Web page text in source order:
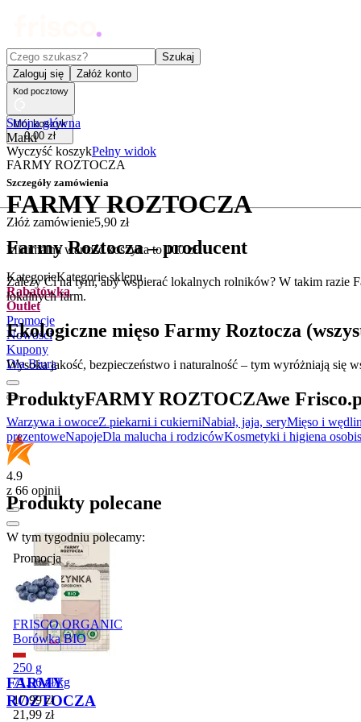
Czego szukasz?
Szukaj
Zaloguj się
Załóż konto
Kod pocztowy
Mój koszyk
0,00 zł
Wyczyść koszykPełny widok
Szczegóły zamówienia
Złóż zamówienie5,90 zł
Minimalna wartość koszyka to100 zł
KategorieKategorie sklepu
Rabatówka
Outlet
Promocje
Nowości
Kupony
Dla Biura
Warzywa i owoceZ piekarni i cukierniNabiał, jaja, seryMięso i
prezentoweNapojeDla malucha i rodzicówKosmetyki i higiena
Produkty polecane
W tym tygodniu polecamy:
Promocja
FRISCO ORGANIC
Borówka BIO
250 g
71,96 zł/kg
Cena promocyjna
17,99 zł
21,99 zł
Strona główna
Marki
FARMY ROZTOCZA
FARMY ROZTOCZA
Farmy Roztocza – producent
Zależy Ci na tym, aby wspierać lokalnych rolników? W takim razie
lokalnych farm.
Ekologiczne mięso Farmy Roztocza
Wysoka jakość, bezpieczeństwo i naturalność – tym wyróżniają się
ProduktyFARMY ROZTOCZAwe
4.9
z 66 opinii
FARMY
ROZTOCZA